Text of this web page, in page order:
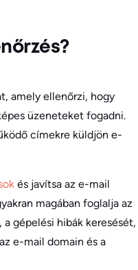
amely ellenőrzi, hogy
üzeneteket fogadni.
címekre küldjön e-
és javítsa az e-mail
magában foglalja az
gépelési hibák keresését,
e-mail domain és a